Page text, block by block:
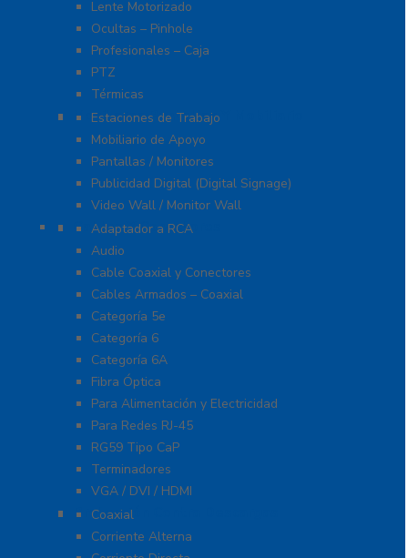
Lente Motorizado
Ocultas – Pinhole
Profesionales – Caja
PTZ
Térmicas
Monitores Pantallas Y Mobiliario
Estaciones de Trabajo
Mobiliario de Apoyo
Pantallas / Monitores
Publicidad Digital (Digital Signage)
Video Wall / Monitor Wall
Cables Y Conectores
Adaptador a RCA
Audio
Cable Coaxial y Conectores
Cables Armados – Coaxial
Categoría 5e
Categoría 6
Categoría 6A
Fibra Óptica
Para Alimentación y Electricidad
Para Redes RJ-45
RG59 Tipo CaP
Terminadores
VGA / DVI / HDMI
Protección Contra Descargas
Coaxial
Corriente Alterna